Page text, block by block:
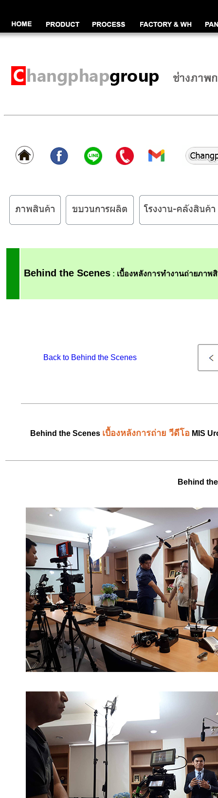
Behind the Scenes : เบื้องหลังการทำงานถ่ายภา
Back to Behind the Scenes
Behind the Scenes เบื้องหลังการถ่าย วีดีโอ MIS
Behind